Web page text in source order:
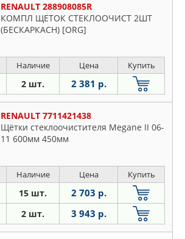
RENAULT 288908085R
КОМПЛ ЩЕТОК СТЕКЛООЧИСТ 2ШТ
(БЕСКАРКАСН) [ORG]
Наличие Цена Купить
2 шт. 2 381 р.
RENAULT 7711421438
Щётки стеклоочистителя Megane II 06-
11 600мм 450мм
Наличие Цена Купить
15 шт. 2 703 р.
2 шт. 3 943 р.